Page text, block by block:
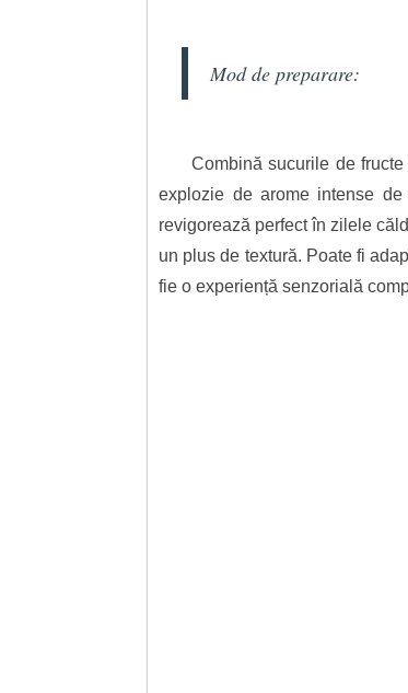
Mod de preparare:
Combină sucurile de
explozie de arome intense
revigorează perfect în zilele
un plus de textură. Poate fi
fie o experiență senzorială